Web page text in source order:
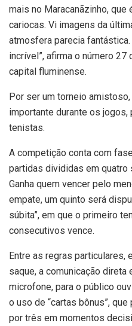
mais no Maracanãzinho, que
cariocas. Vi imagens da
atmosfera parecia
incrível”, afirma o número 27
capital fluminense.
Por ser um torneio
importante durante os
tenistas.
A competição conta com
partidas divididas em quatro
Ganha quem vencer pelo
empate, um quinto será
súbita”, em que o primeiro
consecutivos vence.
Entre as regras particulares,
saque, a comunicação
microfone, para o público
o uso de “cartas bônus”,
por três em momentos